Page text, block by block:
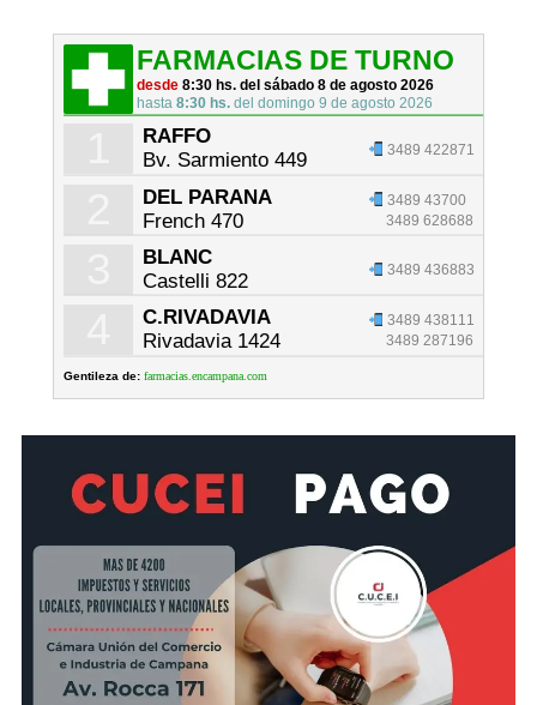
FARMACIAS DE TURNO
desde8:30 hs. del sábado 8 de agosto 2026
hasta8:30 hs. del domingo 9 de agosto 2026
RAFFO
Bv. Sarmiento 449
3489 422871
DEL PARANA
French 470
3489 43700
3489 628688
BLANC
Castelli 822
3489 436883
C.RIVADAVIA
Rivadavia 1424
3489 438111
3489 287196
Gentileza de: farmacias.encampana.com